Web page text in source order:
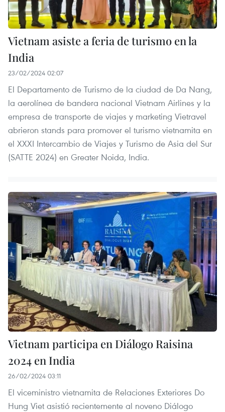
Vietnam asiste a feria de turismo en la
India
23/02/2024 02:07
El Departamento de Turismo de la ciudad de Da Nang,
la aerolínea de bandera nacional Vietnam Airlines y la
empresa de transporte de viajes y marketing Vietravel
abrieron stands para promover el turismo vietnamita en
el XXXI Intercambio de Viajes y Turismo de Asia del Sur
(SATTE 2024) en Greater Noida, India.
Vietnam participa en Diálogo Raisina
2024 en India
26/02/2024 03:11
El viceministro vietnamita de Relaciones Exteriores Do
Hung Viet asistió recientemente al noveno Diálogo